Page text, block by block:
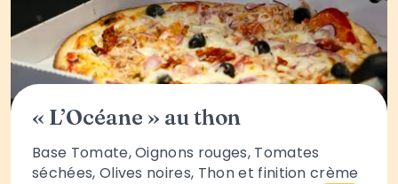
« L’Océane » au thon
Base Tomate, Oignons rouges, Tomates
séchées, Olives noires, Thon et finition crème